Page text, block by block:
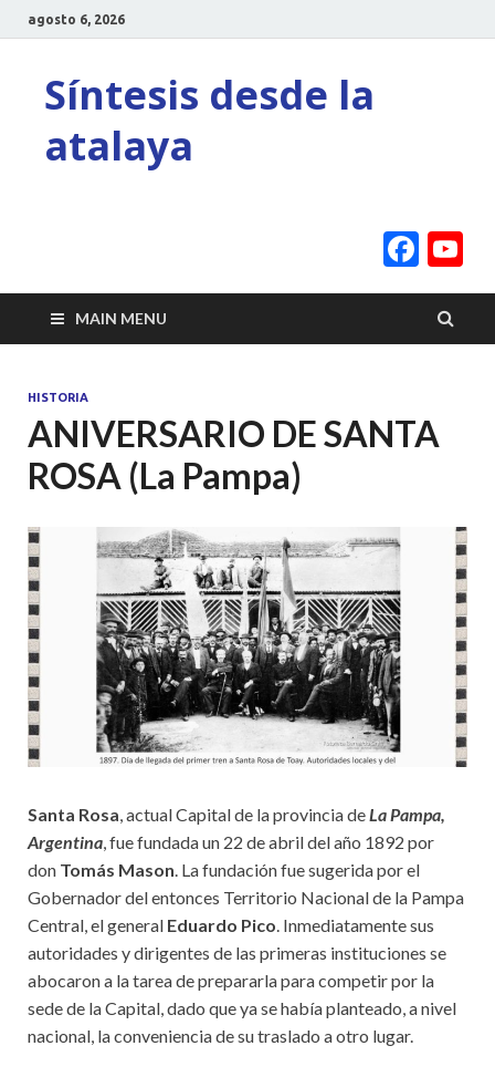
agosto 6, 2026
Síntesis desde la
atalaya
MAIN MENU
HISTORIA
ANIVERSARIO DE SANTA
ROSA (La Pampa)
Santa Rosa , actual Capital de la provincia de La Pampa,
Argentina , fue fundada un 22 de abril del año 1892 por
don Tomás Mason . La fundación fue sugerida por el
Gobernador del entonces Territorio Nacional de la Pampa
Central, el general Eduardo Pico . Inmediatamente sus
autoridades y dirigentes de las primeras instituciones se
abocaron a la tarea de prepararla para competir por la
sede de la Capital, dado que ya se había planteado, a nivel
nacional, la conveniencia de su traslado a otro lugar.